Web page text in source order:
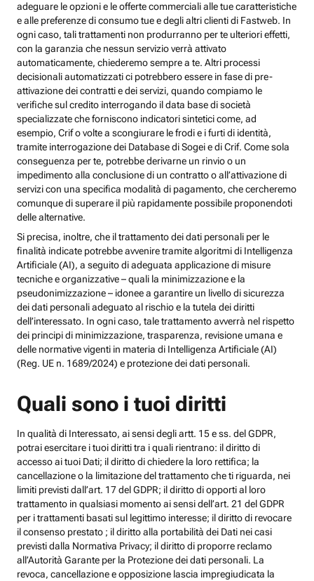
adeguare le opzioni e le offerte commerciali alle tue caratteristiche
e alle preferenze di consumo tue e degli altri clienti di Fastweb. In
ogni caso, tali trattamenti non produrranno per te ulteriori effetti,
con la garanzia che nessun servizio verrà attivato
automaticamente, chiederemo sempre a te. Altri processi
decisionali automatizzati ci potrebbero essere in fase di pre-
attivazione dei contratti e dei servizi, quando compiamo le
verifiche sul credito interrogando il data base di società
specializzate che forniscono indicatori sintetici come, ad
esempio, Crif o volte a scongiurare le frodi e i furti di identità,
tramite interrogazione dei Database di Sogei e di Crif. Come sola
conseguenza per te, potrebbe derivarne un rinvio o un
impedimento alla conclusione di un contratto o all’attivazione di
servizi con una specifica modalità di pagamento, che cercheremo
comunque di superare il più rapidamente possibile proponendoti
delle alternative.
Si precisa, inoltre, che il trattamento dei dati personali per le
finalità indicate potrebbe avvenire tramite algoritmi di Intelligenza
Artificiale (AI), a seguito di adeguata applicazione di misure
tecniche e organizzative – quali la minimizzazione e la
pseudonimizzazione – idonee a garantire un livello di sicurezza
dei dati personali adeguato al rischio e la tutela dei diritti
dell’interessato. In ogni caso, tale trattamento avverrà nel rispetto
dei principi di minimizzazione, trasparenza, revisione umana e
delle normative vigenti in materia di Intelligenza Artificiale (AI)
(Reg. UE n. 1689/2024) e protezione dei dati personali.
Quali sono i tuoi diritti
In qualità di Interessato, ai sensi degli artt. 15 e ss. del GDPR,
potrai esercitare i tuoi diritti tra i quali rientrano: il diritto di
accesso ai tuoi Dati; il diritto di chiedere la loro rettifica; la
cancellazione o la limitazione del trattamento che ti riguarda, nei
limiti previsti dall’art. 17 del GDPR; il diritto di opporti al loro
trattamento in qualsiasi momento ai sensi dell’art. 21 del GDPR
per i trattamenti basati sul legittimo interesse; il diritto di revocare
il consenso prestato ; il diritto alla portabilità dei Dati nei casi
previsti dalla Normativa Privacy; il diritto di proporre reclamo
all’Autorità Garante per la Protezione dei dati personali. La
revoca, cancellazione e opposizione lascia impregiudicata la